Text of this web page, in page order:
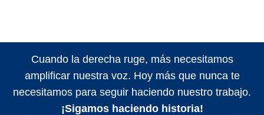
Cuando la derecha ruge, más necesitamos
amplificar nuestra voz. Hoy más que nunca te
necesitamos para seguir haciendo nuestro trabajo.
¡Sigamos haciendo historia!